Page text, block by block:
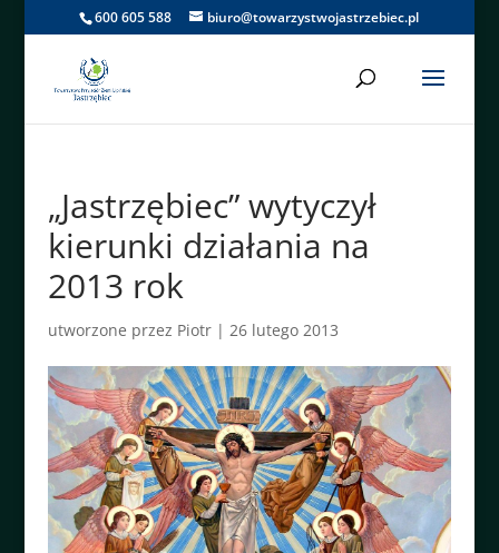
600 605 588 biuro@towarzystwojastrzebiec.pl
„Jastrzębiec” wytyczył
kierunki działania na
2013 rok
utworzone przez Piotr| 26 lutego 2013